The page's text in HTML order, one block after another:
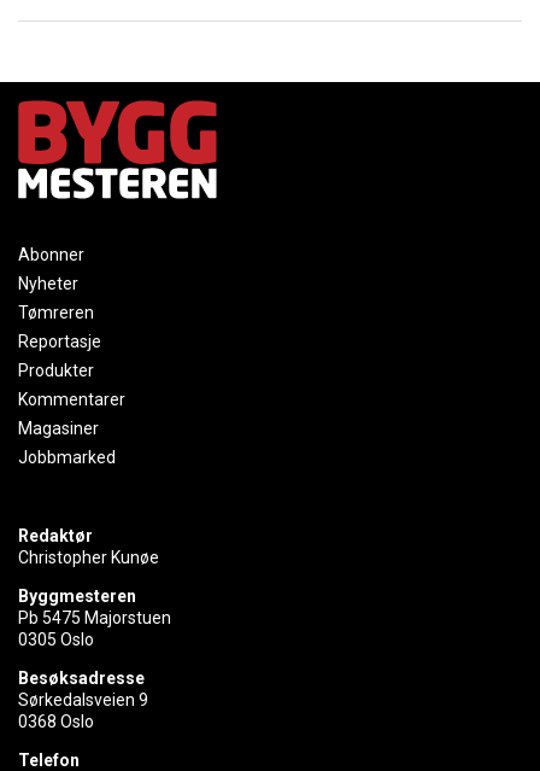
Abonner
Nyheter
Tømreren
Reportasje
Produkter
Kommentarer
Magasiner
Jobbmarked
Redaktør
Christopher Kunøe
Byggmesteren
Pb 5475 Majorstuen
0305 Oslo
Besøksadresse
Sørkedalsveien 9
0368 Oslo
Telefon